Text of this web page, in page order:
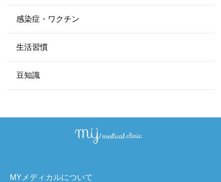
感染症・ワクチン
生活習慣
豆知識
MYメディカルについて